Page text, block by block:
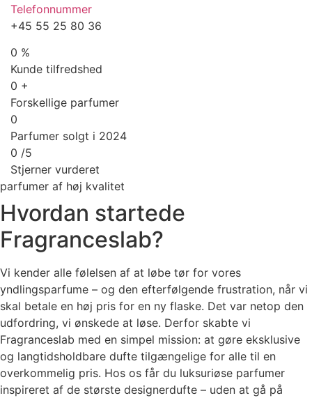
Telefonnummer
+45 55 25 80 36
0 %
Kunde tilfredshed
0 +
Forskellige parfumer
0
Parfumer solgt i 2024
0 /5
Stjerner vurderet
parfumer af høj kvalitet
Hvordan startede
Fragranceslab?
Vi kender alle følelsen af at løbe tør for vores
yndlingsparfume – og den efterfølgende frustration, når vi
skal betale en høj pris for en ny flaske. Det var netop den
udfordring, vi ønskede at løse. Derfor skabte vi
Fragranceslab med en simpel mission: at gøre eksklusive
og langtidsholdbare dufte tilgængelige for alle til en
overkommelig pris. Hos os får du luksuriøse parfumer
inspireret af de største designerdufte – uden at gå på